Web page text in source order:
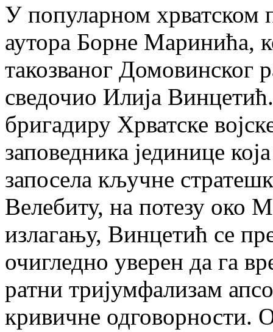
У популарном хрватском
аутора Борне Маринића,
такозваног Домовинског
сведочио Илија
бригадиру Хрватске
заповедника јединице
запосела кључне
Велебиту, на потезу око
излагању, Винцетић се
очигледно уверен да га
ратни тријумфализам
кривичне одговорности.